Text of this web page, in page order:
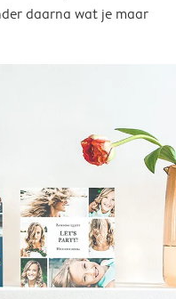
daarna wat je maar